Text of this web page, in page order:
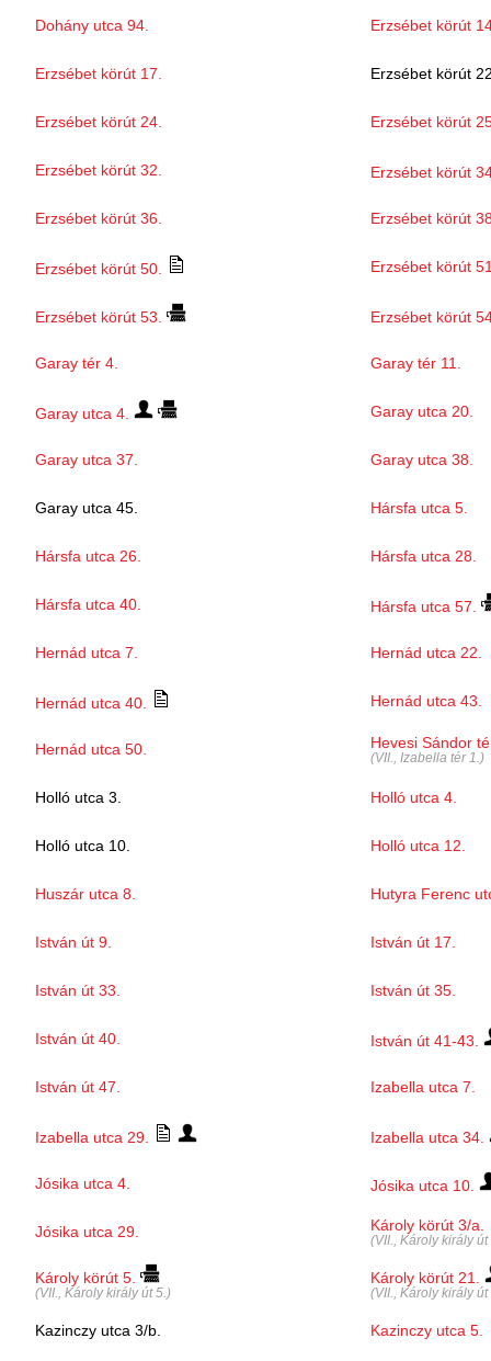
Dohány utca 94. Erzsébet körút
Erzsébet körút 17. Erzsébet körút
Erzsébet körút 24. Erzsébet körút
Erzsébet körút 32. Erzsébet körút
Erzsébet körút 36. Erzsébet körút
Erzsébet körút 50. Erzsébet körút
Erzsébet körút 53. Erzsébet körút
Garay tér 4. Garay tér 11.
Garay utca 4. Garay utca 20.
Garay utca 37. Garay utca 38.
Garay utca 45. Hársfa utca 5.
Hársfa utca 26. Hársfa utca 28.
Hársfa utca 40. Hársfa utca 57.
Hernád utca 7. Hernád utca 22.
Hernád utca 40. Hernád utca 43.
Hernád utca 50. Hevesi Sándor
(VII., Izabella tér 1.)
Holló utca 3. Holló utca 4.
Holló utca 10. Holló utca 12.
Huszár utca 8. Hutyra Ferenc
István út 9. István út 17.
István út 33. István út 35.
István út 40. István út 41-43.
István út 47. Izabella utca 7.
Izabella utca 29. Izabella utca 34.
Jósika utca 4. Jósika utca 10.
Jósika utca 29. Károly körút 3/a.
(VII., Károly király út
Károly körút 5.
(VII., Károly király út 5.)
Károly körút 21.
(VII., Károly király út
Kazinczy utca 3/b. Kazinczy utca 5.